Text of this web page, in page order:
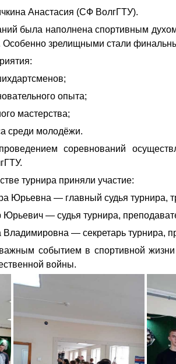
Анастасия (СФ ВолгГТУ).
была наполнена спортивным
Особенно зрелищными стали
опыта;
мастерства;
среди молодёжи.
соревнований
турнира приняли участие:
Юрьевна — главный судья турнира,
— судья турнира,
— секретарь турнира,
событием в спортивной
войны.